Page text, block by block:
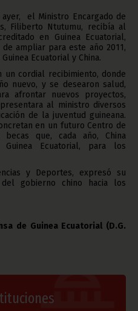
el Ministro Encargado de
Filiberto Ntutumu, recibía al
en Guinea Ecuatorial,
ampliar para este año 2011,
Ecuatorial y China.
un cordial recibimiento, donde
nuevo, y se desearon salud,
afrontar nuevos proyectos,
al ministro diversos
de la juventud guineana.
en un futuro Centro de
que, cada año, China
Ecuatorial, para los
y Deportes, expresó su
gobierno chino hacia los
de Guinea Ecuatorial (D.G.